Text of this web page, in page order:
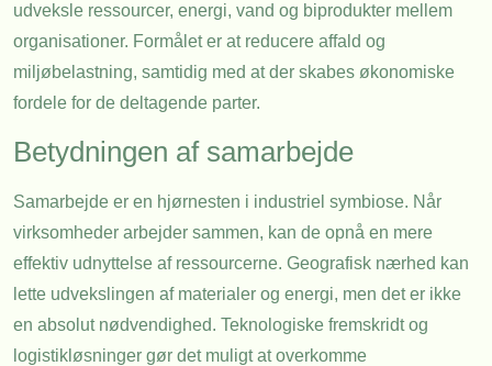
udveksle ressourcer, energi, vand og biprodukter mellem
organisationer. Formålet er at reducere affald og
miljøbelastning, samtidig med at der skabes økonomiske
fordele for de deltagende parter.
Betydningen af samarbejde
Samarbejde er en hjørnesten i industriel symbiose. Når
virksomheder arbejder sammen, kan de opnå en mere
effektiv udnyttelse af ressourcerne. Geografisk nærhed kan
lette udvekslingen af materialer og energi, men det er ikke
en absolut nødvendighed. Teknologiske fremskridt og
logistikløsninger gør det muligt at overkomme